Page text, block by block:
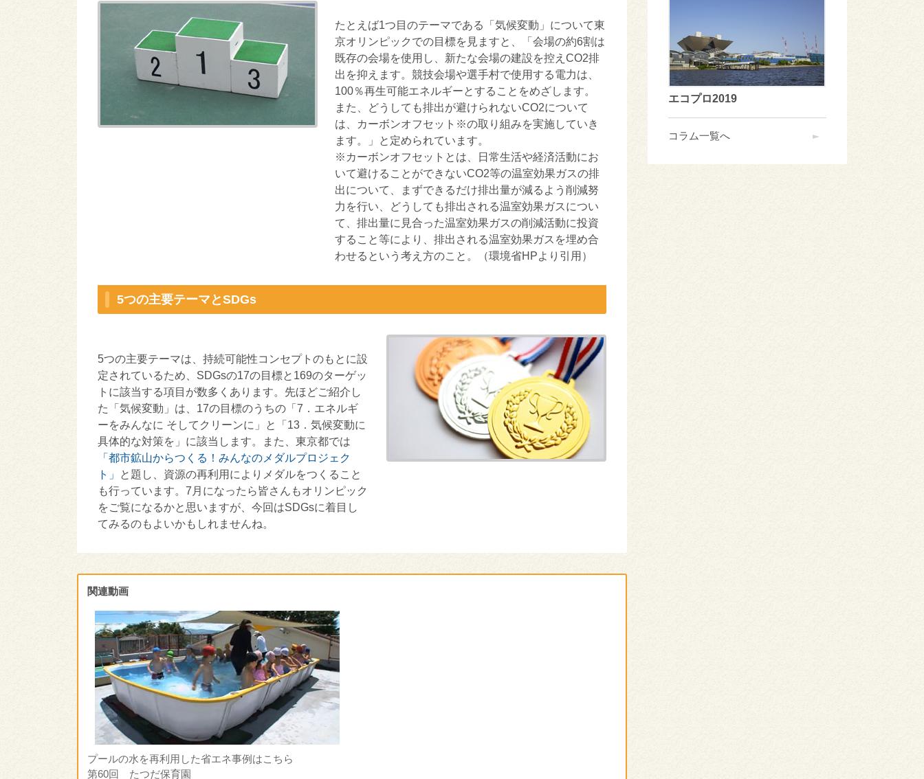
たとえば1つ目のテーマである「気候変動」について東
京オリンピックでの目標を見ますと、「会場の約6割は
既存の会場を使用し、新たな会場の建設を控えCO2排
出を抑えます。競技会場や選手村で使用する電力は、
100％再生可能エネルギーとすることをめざします。
また、どうしても排出が避けられないCO2について
は、カーボンオフセット※の取り組みを実施していき
ます。」と定められています。
※カーボンオフセットとは、日常生活や経済活動にお
いて避けることができないCO2等の温室効果ガスの排
出について、まずできるだけ排出量が減るよう削減努
力を行い、どうしても排出される温室効果ガスについ
て、排出量に見合った温室効果ガスの削減活動に投資
すること等により、排出される温室効果ガスを埋め合
わせるという考え方のこと。（環境省HPより引用）
5つの主要テーマとSDGs
5つの主要テーマは、持続可能性コンセプトのもとに設
定されているため、SDGsの17の目標と169のターゲッ
トに該当する項目が数多くあります。先ほどご紹介し
た「気候変動」は、17の目標のうちの「7．エネルギ
ーをみんなに そしてクリーンに」と「13．気候変動に
具体的な対策を」に該当します。また、東京都では
「都市鉱山からつくる！みんなのメダルプロジェク
ト」
と題し、資源の再利用によりメダルをつくること
も行っています。7月になったら皆さんもオリンピック
をご覧になるかと思いますが、今回はSDGsに着目し
てみるのもよいかもしれませんね。
関連動画
プールの水を再利用した省エネ事例はこちら
第60回 たつだ保育園
エコプロ2019
コラム一覧へ